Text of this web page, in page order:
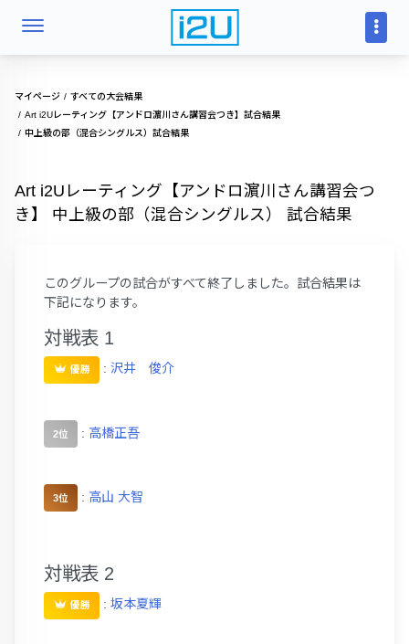
マイページ
すべての大会結果
Art i2Uレーティング【アンドロ濵川さん講習会つき】試合結果
中上級の部（混合シングルス）試合結果
Art i2Uレーティング【アンドロ濵川さん講習会つ
き】 中上級の部（混合シングルス） 試合結果
このグループの試合がすべて終了しました。試合結果は
下記になります。
対戦表 1
優勝 : 沢井 俊介
2位 : 高橋正吾
3位 : 高山 大智
対戦表 2
優勝 : 坂本夏輝